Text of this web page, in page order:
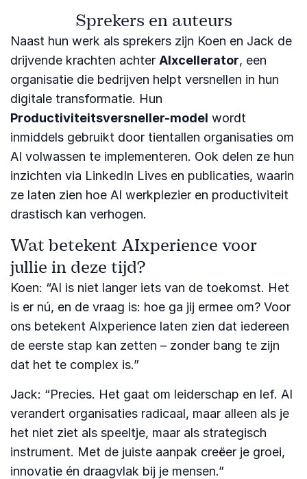
Sprekers en auteurs
Naast hun werk als sprekers zijn Koen en Jack de
drijvende krachten achter AIxcellerator, een
organisatie die bedrijven helpt versnellen in hun
digitale transformatie. Hun
Productiviteitsversneller-model wordt
inmiddels gebruikt door tientallen organisaties om
AI volwassen te implementeren. Ook delen ze hun
inzichten via LinkedIn Lives en publicaties, waarin
ze laten zien hoe AI werkplezier en productiviteit
drastisch kan verhogen.
Wat betekent AIxperience voor
jullie in deze tijd?
Koen: “AI is niet langer iets van de toekomst. Het
is er nú, en de vraag is: hoe ga jij ermee om? Voor
ons betekent AIxperience laten zien dat iedereen
de eerste stap kan zetten – zonder bang te zijn
dat het te complex is.”
Jack: “Precies. Het gaat om leiderschap en lef. AI
verandert organisaties radicaal, maar alleen als je
het niet ziet als speeltje, maar als strategisch
instrument. Met de juiste aanpak creëer je groei,
innovatie én draagvlak bij je mensen.”